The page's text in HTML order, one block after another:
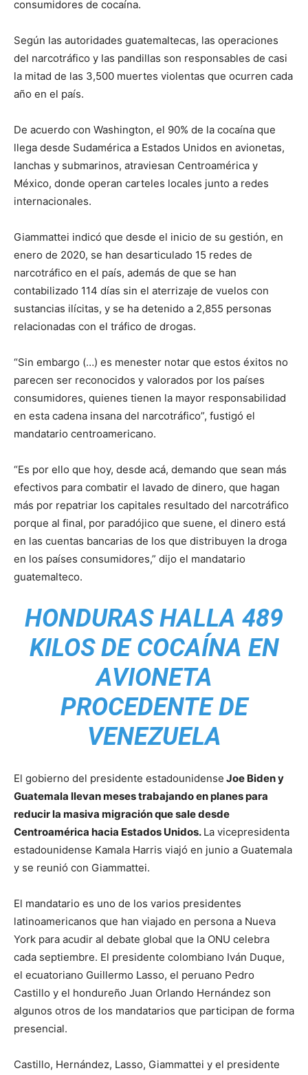
consumidores de cocaína.
Según las autoridades guatemaltecas, las operaciones
del narcotráfico y las pandillas son responsables de casi
la mitad de las 3,500 muertes violentas que ocurren cada
año en el país.
De acuerdo con Washington, el 90% de la cocaína que
llega desde Sudamérica a Estados Unidos en avionetas,
lanchas y submarinos, atraviesan Centroamérica y
México, donde operan carteles locales junto a redes
internacionales.
Giammattei indicó que desde el inicio de su gestión, en
enero de 2020, se han desarticulado 15 redes de
narcotráfico en el país, además de que se han
contabilizado 114 días sin el aterrizaje de vuelos con
sustancias ilícitas, y se ha detenido a 2,855 personas
relacionadas con el tráfico de drogas.
“Sin embargo (…) es menester notar que estos éxitos no
parecen ser reconocidos y valorados por los países
consumidores, quienes tienen la mayor responsabilidad
en esta cadena insana del narcotráfico”, fustigó el
mandatario centroamericano.
“Es por ello que hoy, desde acá, demando que sean más
efectivos para combatir el lavado de dinero, que hagan
más por repatriar los capitales resultado del narcotráfico
porque al final, por paradójico que suene, el dinero está
en las cuentas bancarias de los que distribuyen la droga
en los países consumidores,” dijo el mandatario
guatemalteco.
HONDURAS HALLA 489
KILOS DE COCAÍNA EN
AVIONETA
PROCEDENTE DE
VENEZUELA
El gobierno del presidente estadounidense Joe Biden y
Guatemala llevan meses trabajando en planes para
reducir la masiva migración que sale desde
Centroamérica hacia Estados Unidos. La vicepresidenta
estadounidense Kamala Harris viajó en junio a Guatemala
y se reunió con Giammattei.
El mandatario es uno de los varios presidentes
latinoamericanos que han viajado en persona a Nueva
York para acudir al debate global que la ONU celebra
cada septiembre. El presidente colombiano Iván Duque,
el ecuatoriano Guillermo Lasso, el peruano Pedro
Castillo y el hondureño Juan Orlando Hernández son
algunos otros de los mandatarios que participan de forma
presencial.
Castillo, Hernández, Lasso, Giammattei y el presidente